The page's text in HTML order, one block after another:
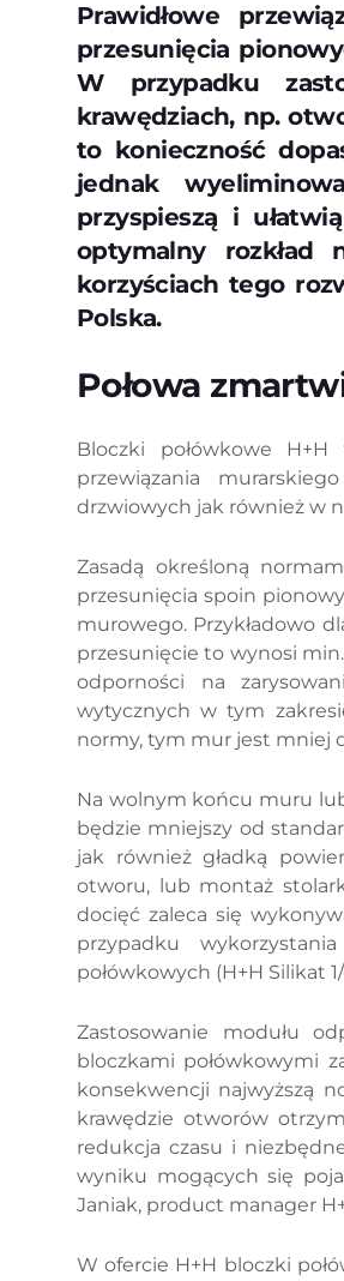
Prawidłowe
przesunięcia
W przypadku
krawędziach, np.
to konieczność
jednak
przyspieszą i
optymalny rozkład
korzyściach tego
Polska.
Połowa
Bloczki połówkowe
przewiązania
drzwiowych jak również w
Zasadą określoną
przesunięcia spoin
murowego. Przykładowo
przesunięcie to wynosi
odporności na
wytycznych w tym
normy, tym mur jest mniej
Na wolnym końcu muru
będzie mniejszy od
jak również gładką
otworu, lub montaż
docięć zaleca się
przypadku
połówkowych (H+H Silikat
Zastosowanie modułu
bloczkami połówkowymi
konsekwencji najwyższą
krawędzie otworów
redukcja czasu i
wyniku mogących się
Janiak, product manager
W ofercie H+H bloczki